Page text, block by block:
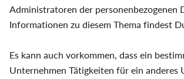
Administratoren der personenbezogenen
Informationen zu diesem Thema findest
Es kann auch vorkommen, dass ein
Unternehmen Tätigkeiten für ein anderes